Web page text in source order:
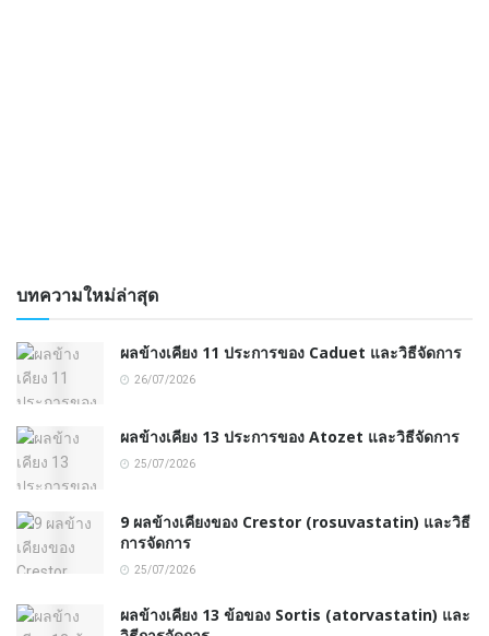
บทความใหม่ล่าสุด
ผลข้างเคียง 11 ประการของ Caduet และวิธีจัดการ
26/07/2026
ผลข้างเคียง 13 ประการของ Atozet และวิธีจัดการ
25/07/2026
9 ผลข้างเคียงของ Crestor (rosuvastatin) และวิธี
การจัดการ
25/07/2026
ผลข้างเคียง 13 ข้อของ Sortis (atorvastatin) และ